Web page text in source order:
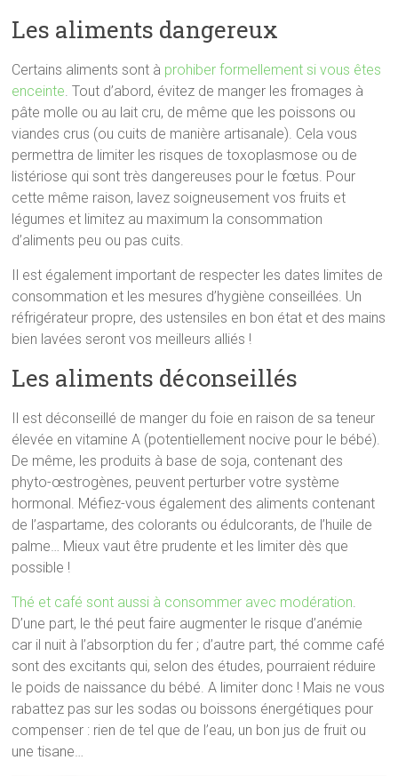
Les aliments dangereux
Certains aliments sont à prohiber formellement si vous êtes
enceinte . Tout d’abord, évitez de manger les fromages à
pâte molle ou au lait cru, de même que les poissons ou
viandes crus (ou cuits de manière artisanale). Cela vous
permettra de limiter les risques de toxoplasmose ou de
listériose qui sont très dangereuses pour le fœtus. Pour
cette même raison, lavez soigneusement vos fruits et
légumes et limitez au maximum la consommation
d’aliments peu ou pas cuits.
Il est également important de respecter les dates limites de
consommation et les mesures d’hygiène conseillées. Un
réfrigérateur propre, des ustensiles en bon état et des mains
bien lavées seront vos meilleurs alliés !
Les aliments déconseillés
Il est déconseillé de manger du foie en raison de sa teneur
élevée en vitamine A (potentiellement nocive pour le bébé).
De même, les produits à base de soja, contenant des
phyto-œstrogènes, peuvent perturber votre système
hormonal. Méfiez-vous également des aliments contenant
de l’aspartame, des colorants ou édulcorants, de l’huile de
palme… Mieux vaut être prudente et les limiter dès que
possible !
Thé et café sont aussi à consommer avec modération
D’une part, le thé peut faire augmenter le risque d’anémie
car il nuit à l’absorption du fer ; d’autre part, thé comme café
sont des excitants qui, selon des études, pourraient réduire
le poids de naissance du bébé. A limiter donc ! Mais ne vous
rabattez pas sur les sodas ou boissons énergétiques pour
compenser : rien de tel que de l’eau, un bon jus de fruit ou
une tisane…